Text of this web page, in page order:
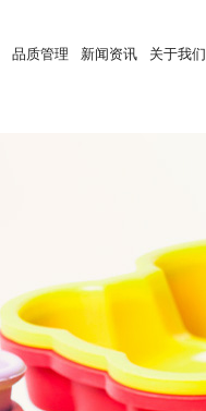
品质管理 新闻资讯 关于我们